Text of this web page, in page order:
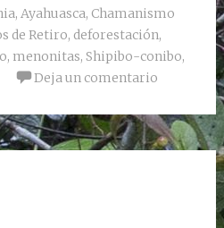
, Ayahuasca, Chamanismo
de Retiro, deforestación,
, menonitas, Shipibo-conibo,
Deja un comentario